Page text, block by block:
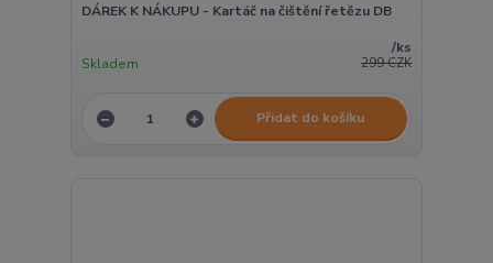
DÁREK K NÁKUPU - Kartáč na čištění řetězu DB
299 CZK
/ks
Skladem
Přidat do košíku